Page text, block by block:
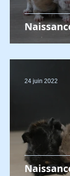
24 juin 2022